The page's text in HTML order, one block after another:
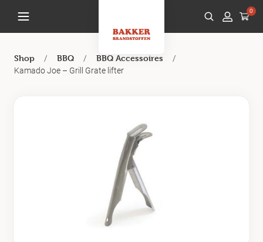
0
Shop / BBQ / BBQ Accessoires
/
Kamado Joe – Grill Grate lifter